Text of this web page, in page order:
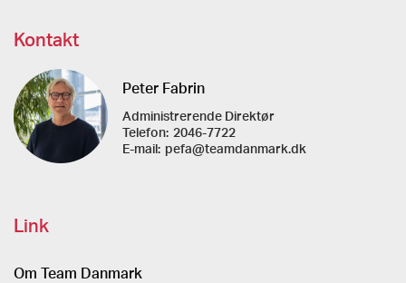
Kontakt
Peter Fabrin
Administrerende Direktør
Telefon: 2046-7722
E-mail: pefa@teamdanmark.dk
Link
Om Team Danmark